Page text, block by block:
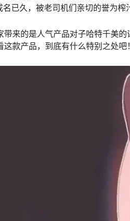
已久，被老司机们亲切的誉为榨
带来的是人气产品对子哈特千美
这款产品，到底有什么特别之处吧！